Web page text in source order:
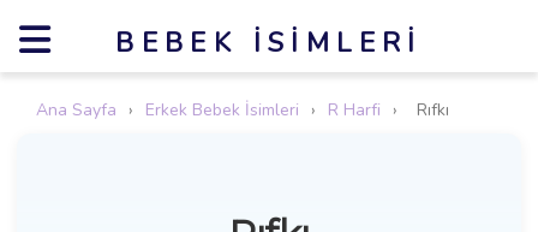
BEBEK İSIMLERI
Ana Sayfa › Erkek Bebek İsimleri › R Harfi › Rıfkı